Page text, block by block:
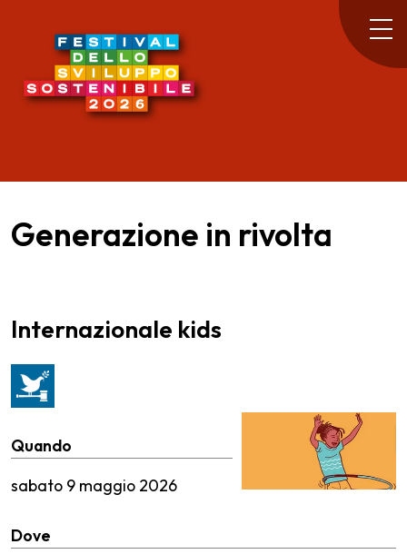
Generazione in rivolta
Internazionale kids
Quando
sabato 9 maggio 2026
Dove